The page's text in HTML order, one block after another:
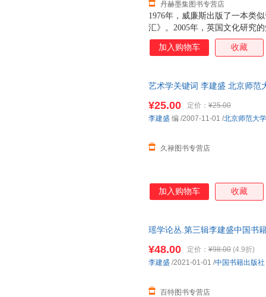
1976年，威廉斯出版了一本类
汇》。2005年，英国文化研究
关键词--新修订的文化与社会
《新关键词》，三十年间，学
丹赫墨集图书专营店
加入购物车 收藏
艺术学关键词 李建盛 北京师范
¥25.00 定价： ¥25.00
久禄图书专营店
李建盛 编 /2007-11-01 /北京师范大
加入购物车 收藏
瑶学论丛.第三辑李建盛中国书
¥48.00 定价： ¥98.00 (4.9折)
百特图书专营店
李建盛 /2021-01-01 /中国书籍出版社